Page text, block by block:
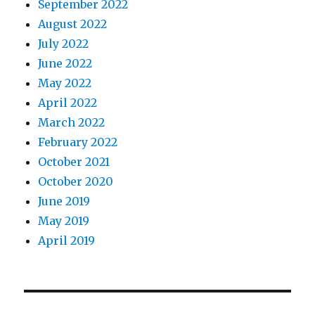
September 2022
August 2022
July 2022
June 2022
May 2022
April 2022
March 2022
February 2022
October 2021
October 2020
June 2019
May 2019
April 2019